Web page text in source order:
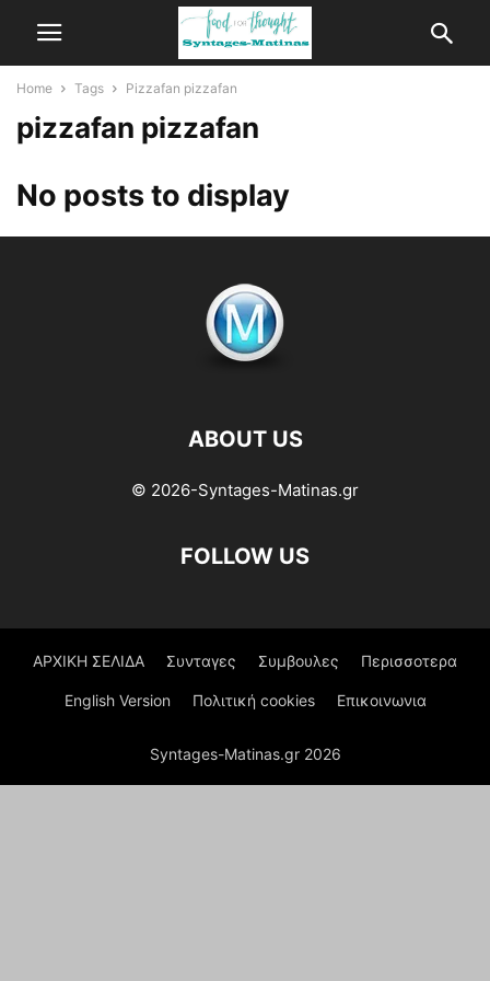
Home Tags Pizzafan pizzafan
pizzafan pizzafan
No posts to display
ABOUT US
© 2026-Syntages-Matinas.gr
FOLLOW US
ΑΡΧΙΚΗ ΣΕΛΙΔΑ Συνταγες Συμβουλες Περισσοτερα
English Version Πολιτική cookies Επικοινωνια
Syntages-Matinas.gr 2026